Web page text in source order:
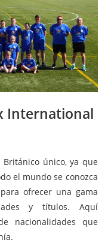
International
único, ya que
el mundo se conozca
ofrecer una gama
y títulos. Aquí
nacionalidades que